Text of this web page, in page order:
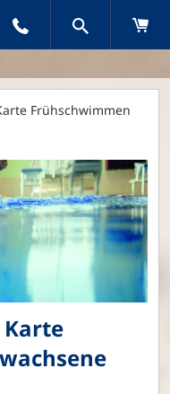
Frühschwimmen